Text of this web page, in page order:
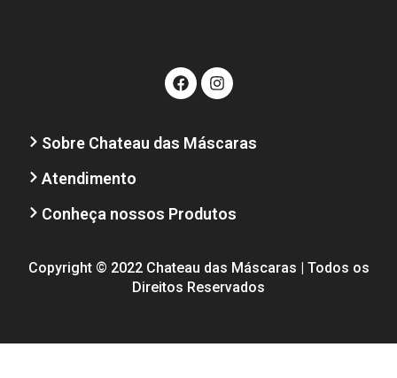
Sobre Chateau das Máscaras
Atendimento
Conheça nossos Produtos
Copyright © 2022 Chateau das Máscaras | Todos os
Direitos Reservados